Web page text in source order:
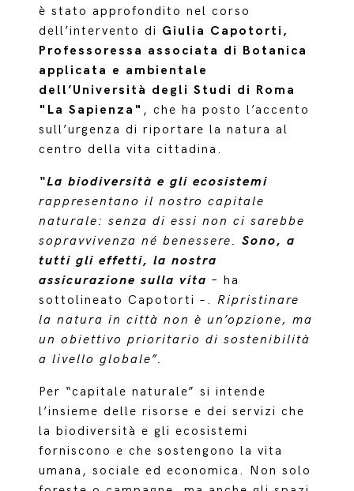
è stato approfondito nel corso
dell’intervento di Giulia Capotorti,
Professoressa associata di Botanica
applicata e ambientale
dell’Università degli Studi di Roma
"La Sapienza" , che ha posto l’accento
sull’urgenza di riportare la natura al
centro della vita cittadina.
“La biodiversità e gli ecosistemi
rappresentano il nostro capitale
naturale: senza di essi non ci sarebbe
sopravvivenza né benessere.Sono, a
tutti gli effetti, la nostra
assicurazione sulla vita – ha
sottolineato Capotorti –.Ripristinare
la natura in città non è un’opzione, ma
un obiettivo prioritario di sostenibilità
a livello globale”.
Per “capitale naturale” si intende
l’insieme delle risorse e dei servizi che
la biodiversità e gli ecosistemi
forniscono e che sostengono la vita
umana, sociale ed economica. Non solo